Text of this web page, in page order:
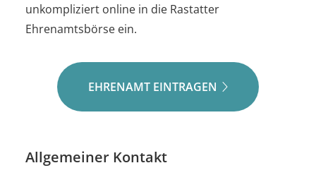
unkompliziert online in die Rastatter
Ehrenamtsbörse ein.
EHRENAMT EINTRAGEN
Allgemeiner Kontakt